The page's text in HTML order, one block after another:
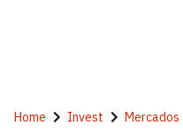
Home Invest Mercados